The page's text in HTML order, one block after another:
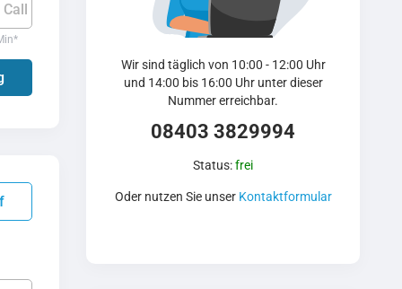
Call
*
Wir sind täglich von 10:00 - 12:00 Uhr
und 14:00 bis 16:00 Uhr unter dieser
Nummer erreichbar.
08403 3829994
Status:frei
Oder nutzen Sie unser Kontaktformular